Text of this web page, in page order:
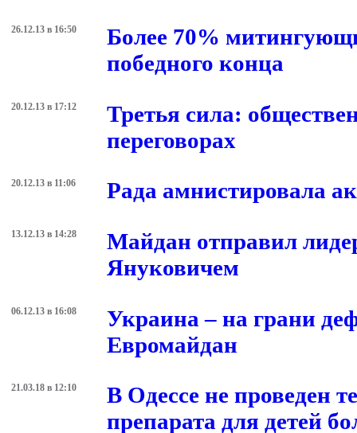
26.12.13 в 16:50
Более 70%
победного конца
20.12.13 в 17:12
Третья сила:
переговорах
20.12.13 в 11:06 Рада амнистировала
13.12.13 в 14:28
Майдан отправил
Януковичем
06.12.13 в 16:08
Украина – на грани
Евромайдан
21.03.18 в 12:10
В Одессе не проведен
препарата для